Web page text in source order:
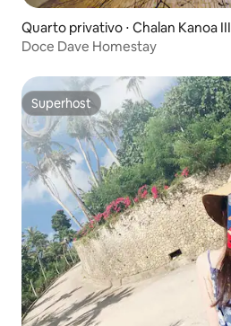
Quarto privativo ⋅ Chalan Kanoa III
Doce Dave Homestay
Superhost
Superhost